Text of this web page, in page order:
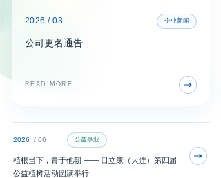
2026 / 03 企业新闻
公司更名通告
READ MORE
2026 / 06 公益事业
植根当下，青于他朝 —— 目立康（大连）第四届
公益植树活动圆满举行